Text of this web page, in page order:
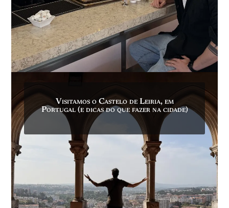
Visitamos o Castelo de Leiria, em
Portugal (e dicas do que fazer na cidade)